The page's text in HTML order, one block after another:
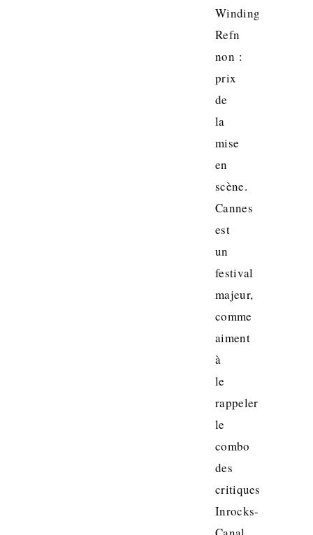
Winding
Refn
non :
prix
de
la
mise
en
scène.
Cannes
est
un
festival
majeur,
comme
aiment
à
le
rappeler
le
combo
des
critiques
Inrocks-